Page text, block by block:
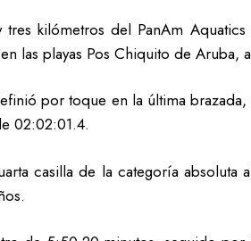
kilómetros del PanAm
las playas Pos Chiquito de
por toque en la última
02:02:01.4.
casilla de la categoría